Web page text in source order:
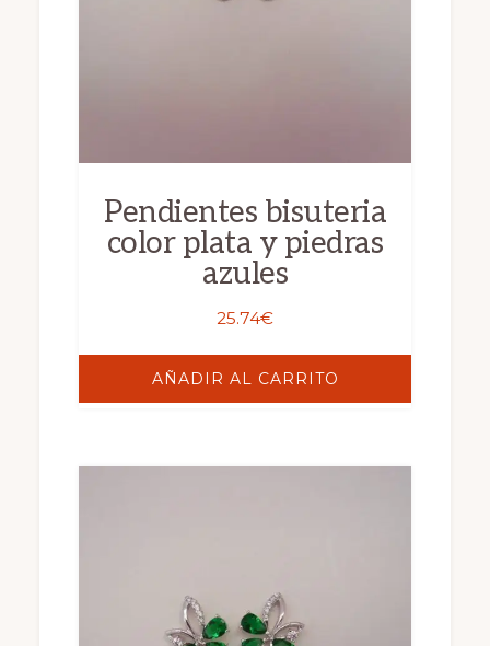
Pendientes bisuteria
color plata y piedras
azules
25.74€
AÑADIR AL CARRITO